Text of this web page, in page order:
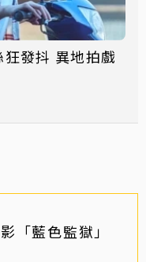
地拍戲
「藍色監獄」